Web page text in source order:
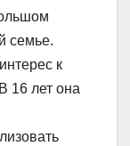
семье.
к
16 лет она